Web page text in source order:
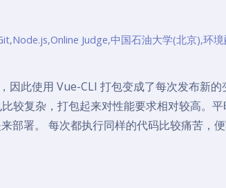
,Node.js,Online Judge,中国石油大学(北京),环
因此使用 Vue-CLI 打包变成了每次发布新
较复杂，打包起来对性能要求相对较高。
部署。 每次都执行同样的代码比较痛苦，